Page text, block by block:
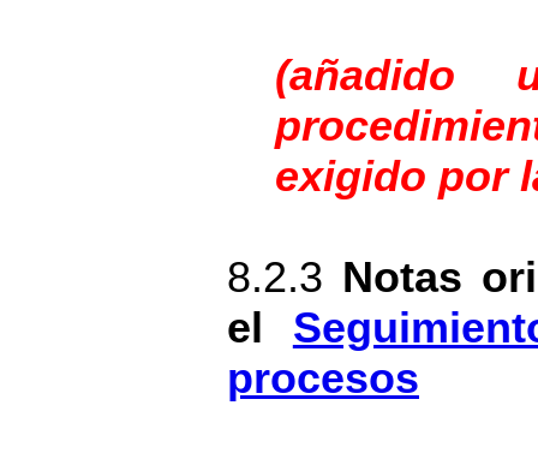
(añadido
exigido por
8.2.3 Notas
el
procesos